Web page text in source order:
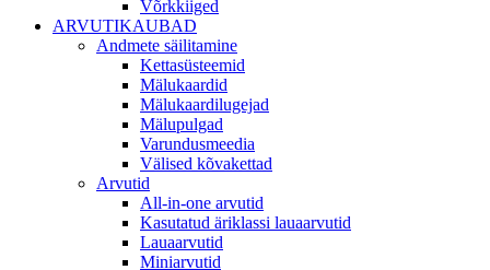
Võrkkiiged
ARVUTIKAUBAD
Andmete säilitamine
Kettasüsteemid
Mälukaardid
Mälukaardilugejad
Mälupulgad
Varundusmeedia
Välised kõvakettad
Arvutid
All-in-one arvutid
Kasutatud äriklassi lauaarvutid
Lauaarvutid
Miniarvutid